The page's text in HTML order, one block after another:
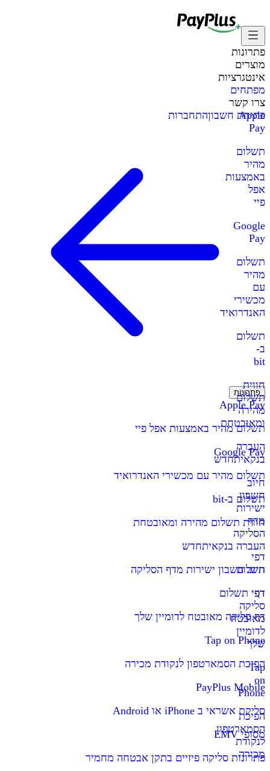
פתרונות
מוצרים
אינטגרציות
מפתחים
צרו קשר
Apple
Pay
תשלום
מהיר
באמצעות
אפל
פיי
Google
Pay
תשלום
מהיר
עם
מכשירי
האנדרואיד
תשלום
ב-
bit
חווית
תשלום
מהירה
ומאובטחת
העברה
בנקאיתחדש
חיוב
חשבון
ישירות
מדף
הסליקה
דפי
תשלום
דף
סליקה
מאובטח
לדומיין
שלך
Tap
on
Phone
הפיכת
הסמארטפון
לנקודת
מכירה
פתיחת חשבוןהתחברות
פתרונות
Apple Pay
תשלום מהיר באמצעות אפל פיי
Google Pay
תשלום מהיר עם מכשירי האנדרואיד
תשלום ב-bit
חווית תשלום מהירה ומאובטחת
העברה בנקאיתחדש
חיוב חשבון ישירות מדף הסליקה
דפי תשלום
דף סליקה מאובטח לדומיין שלך
Tap on Phone
הפיכת הסמארטפון לנקודת מכירה
PayPlus Mobile
סליקת אשראי ב iPhone או Android
מסופי EMV
פתרונות סליקה פיזיים בתקן אבטחה מחמיר